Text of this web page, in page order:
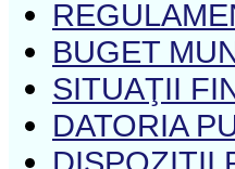
BUGET
SITUAŢII
DATORIA